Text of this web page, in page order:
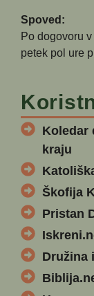
Spoved:
Po dogovoru
petek pol ure
Koledar
kraju
Škofija
Pristan
Družina